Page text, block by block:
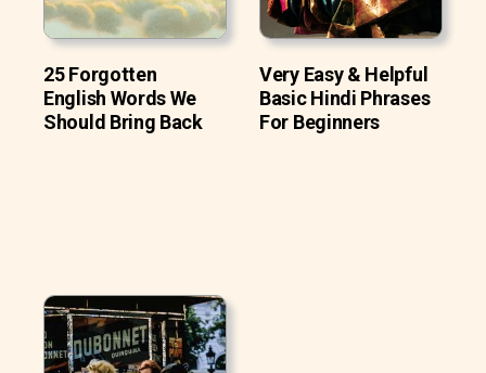
25 Forgotten
English Words We
Should Bring Back
Very Easy & Helpful
Basic Hindi Phrases
For Beginners